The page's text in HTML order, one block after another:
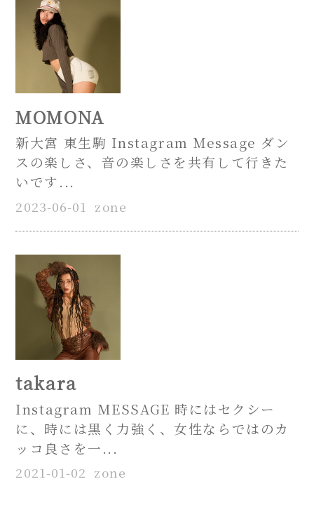
MOMONA
新大宮 東生駒 Instagram Message ダン
スの楽しさ、音の楽しさを共有して行きた
いです...
2023-06-01 zone
takara
Instagram MESSAGE 時にはセクシー
に、時には黒く力強く、女性ならではのカ
ッコ良さを一...
2021-01-02 zone